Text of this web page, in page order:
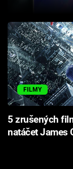
Sledujte
Přihlášení
Sledujte nás
FILMY
5 zrušených
natáčet James